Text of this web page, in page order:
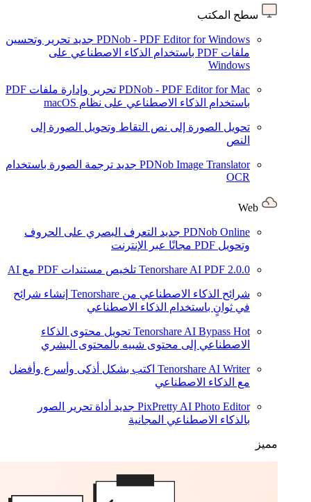
سطح المكتب
PDNob - PDF Editor for Windows جديد تحرير وتحسين
ملفات PDF باستخدام الذكاء الاصطناعي على
Windows
PDNob - PDF Editor for Mac
تحرير وإدارة ملفات PDF
باستخدام الذكاء الاصطناعي على نظام macOS
تحويل الصورة إلى نص التقاط وتحويل الصورة إلى
النص
PDNob Image Translator جديد ترجمة الصورة باستخدام
OCR
PDNob Online جديد التعرف البصري على الحروف
وتحويل PDF مجانًا عبر الإنترنت
Tenorshare AI PDF 2.0.0 تلخيص مستندات PDF مع AI
شرائح الذكاء الاصطناعي من Tenorshare
إنشاء شرائح
في ثوانٍ باستخدام الذكاء الاصطناعي
Tenorshare AI Bypass Hot
تحويل محتوى الذكاء
الاصطناعي إلى محتوى شبيه بالمحتوى البشري
Tenorshare AI Writer اكتب بشكل أذكى وأسرع وأفضل
مع الذكاء الاصطناعي
PixPretty AI Photo Editor جديد أداة تحرير الصور
بالذكاء الاصطناعي المجانية
مميز